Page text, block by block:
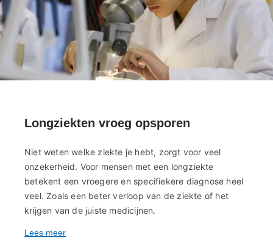
Longziekten vroeg opsporen
Niet weten welke ziekte je hebt, zorgt voor veel
onzekerheid. Voor mensen met een longziekte
betekent een vroegere en specifiekere diagnose heel
veel. Zoals een beter verloop van de ziekte of het
krijgen van de juiste medicijnen.
Lees meer